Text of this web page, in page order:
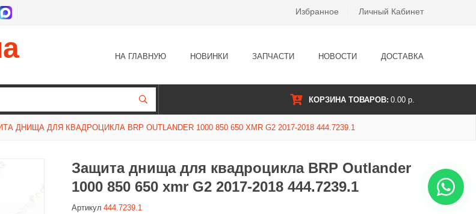
Избранное Личный Кабинет
НА ГЛАВНУЮ НОВИНКИ ЗАПЧАСТИ НОВОСТИ ДОСТАВКА
КОРЗИНА ТОВАРОВ: 0.00 р.
ДНИЩА ДЛЯ КВАДРОЦИКЛА BRP OUTLANDER 1000 850 650 XMR G2 2017-2018 444.7239.1
Защита днища для квадроцикла BRP Outlander
1000 850 650 xmr G2 2017-2018 444.7239.1
Артикул 444.7239.1